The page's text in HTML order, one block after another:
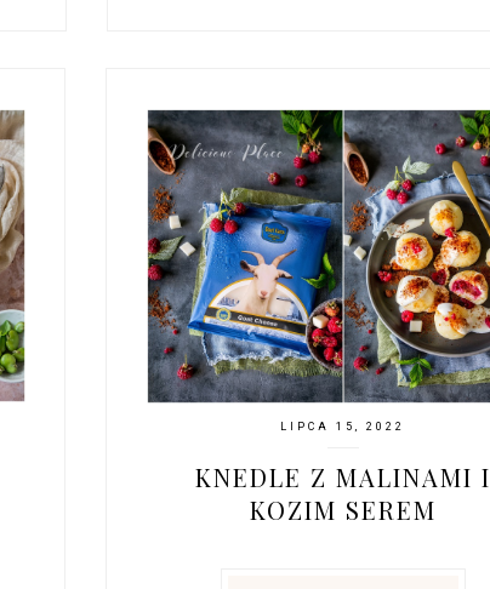
LIPCA 15, 2022
KNEDLE Z MALINAMI I
KOZIM SEREM